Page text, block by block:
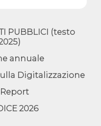
adeguamento all’AI Act in
legge: approvata oggi la
della responsabilità
illustrativa al Bando tipo
PUBBLICI (testo
annuale
Digitalizzazione
2026